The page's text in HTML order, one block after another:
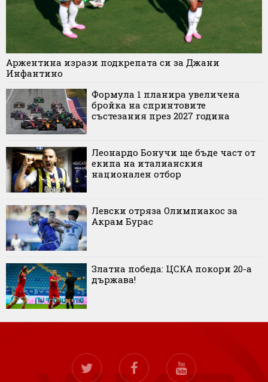
Аржентина изрази подкрепата си за Джани
Инфантино
Формула 1 планира увеличена
бройка на спринтовите
състезания през 2027 година
Леонардо Бонучи ще бъде част от
екипа на италианския
национален отбор
Левски отряза Олимпиакос за
Акрам Бурас
Златна победа: ЦСКА покори 20-а
държава!